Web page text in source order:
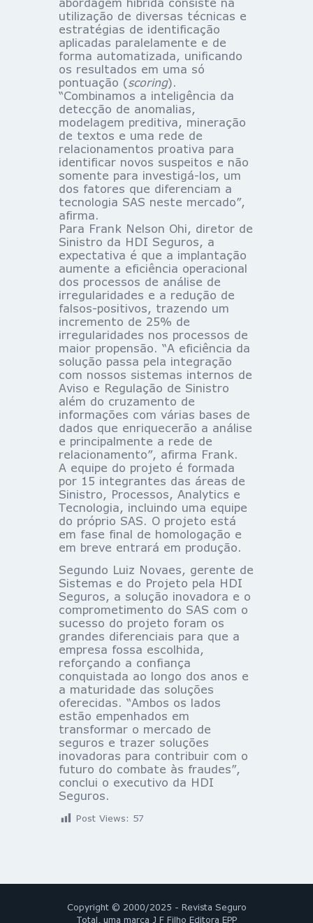
abordagem híbrida consiste na
utilização de diversas técnicas e
estratégias de identificação
aplicadas paralelamente e de
forma automatizada, unificando
os resultados em uma só
pontuação (scoring).
“Combinamos a inteligência da
detecção de anomalias,
modelagem preditiva, mineração
de textos e uma rede de
relacionamentos proativa para
identificar novos suspeitos e não
somente para investigá-los, um
dos fatores que diferenciam a
tecnologia SAS neste mercado”,
afirma.
Para Frank Nelson Ohi, diretor de
Sinistro da HDI Seguros, a
expectativa é que a implantação
aumente a eficiência operacional
dos processos de análise de
irregularidades e a redução de
falsos-positivos, trazendo um
incremento de 25% de
irregularidades nos processos de
maior propensão. “A eficiência da
solução passa pela integração
com nossos sistemas internos de
Aviso e Regulação de Sinistro
além do cruzamento de
informações com várias bases de
dados que enriquecerão a análise
e principalmente a rede de
relacionamento”, afirma Frank.
A equipe do projeto é formada
por 15 integrantes das áreas de
Sinistro, Processos, Analytics e
Tecnologia, incluindo uma equipe
do próprio SAS. O projeto está
em fase final de homologação e
em breve entrará em produção.
Segundo Luiz Novaes, gerente de
Sistemas e do Projeto pela HDI
Seguros, a solução inovadora e o
comprometimento do SAS com o
sucesso do projeto foram os
grandes diferenciais para que a
empresa fossa escolhida,
reforçando a confiança
conquistada ao longo dos anos e
a maturidade das soluções
oferecidas. “Ambos os lados
estão empenhados em
transformar o mercado de
seguros e trazer soluções
inovadoras para contribuir com o
futuro do combate às fraudes”,
conclui o executivo da HDI
Seguros.
Post Views: 57
Copyright © 2000/2025 - Revista Seguro
Total, uma marca J F Filho Editora EPP